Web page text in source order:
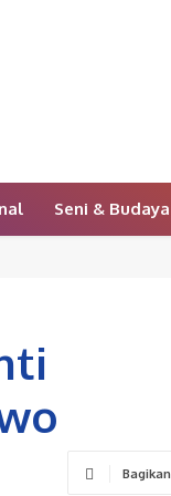
Seni & Budaya
Bagikan